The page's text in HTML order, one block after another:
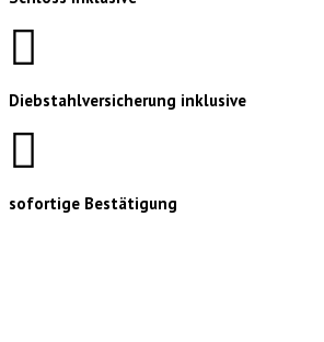
Diebstahlversicherung inklusive
sofortige Bestätigung